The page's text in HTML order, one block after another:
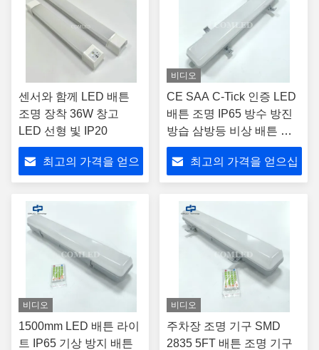
센서와 함께 LED 배튼
조명 장착 36W 창고
LED 선형 빛 IP20
최고의 가격을 얻으
비디오
CE SAA C-Tick 인증 LED
배튼 조명 IP65 방수 방진
방습 삼방등 비상 배튼 산
업용 방수 배튼 조명 주차
장, 창고, 터널용
최고의 가격을 얻으십
비디오
1500mm LED 배튼 라이
트 IP65 기상 방지 배튼
비디오
주차장 조명 기구 SMD
2835 5FT 배튼 조명 기구